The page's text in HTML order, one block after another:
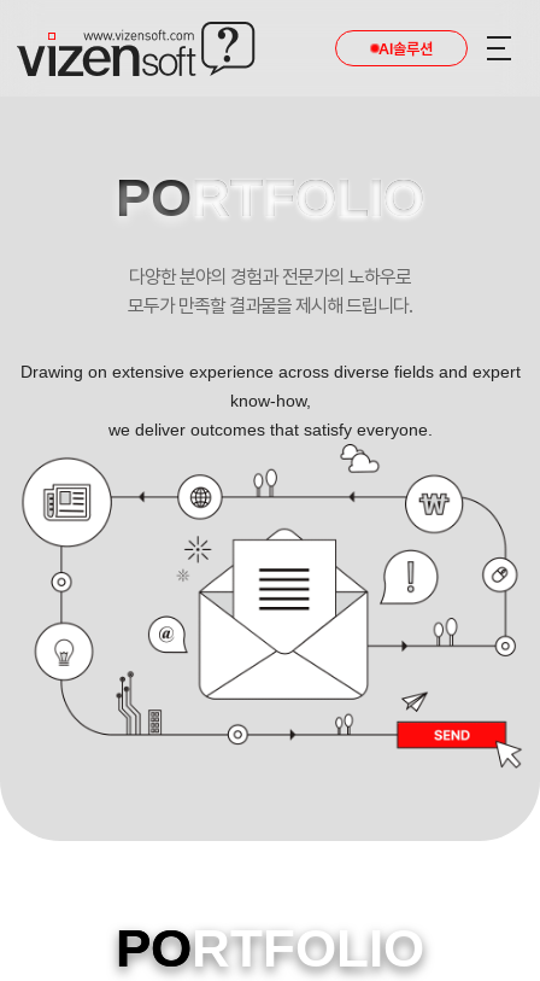
AI솔루션
PORTFOLIO
다양한 분야의 경험과 전문가의 노하우로
모두가 만족할 결과물을 제시해 드립니다.
Drawing on extensive experience across diverse fields and expert
know-how,
we deliver outcomes that satisfy everyone.
PORTFOLIO